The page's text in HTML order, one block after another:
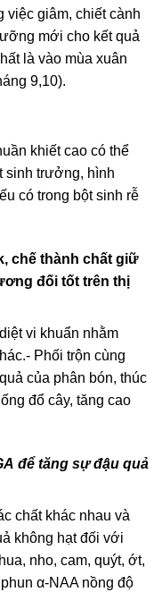
việc giâm, chiết cành
mới cho kết quả
là vào mùa xuân
9,10).
khiết cao có thể
sinh trưởng, hình
có trong bột sinh rễ
chế thành chất giữ
đối tốt trên thị
vi khuẩn nhằm
Phối trộn cùng
của phân bón, thúc
đổ cây, tăng cao
để tăng sự đậu quả
chất khác nhau và
không hạt đối với
nho, cam, quýt, ớt,
α-NAA nồng độ